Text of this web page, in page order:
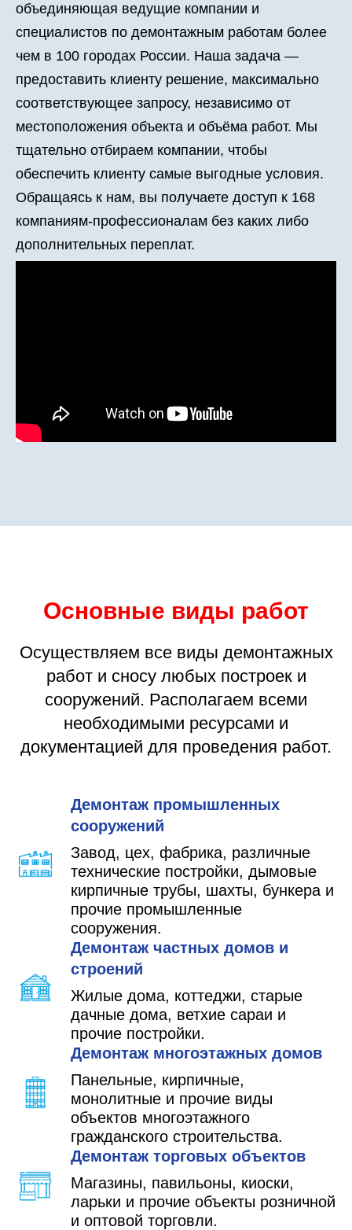
объединяющая ведущие компании и
специалистов по демонтажным работам более
чем в 100 городах России. Наша задача —
предоставить клиенту решение, максимально
соответствующее запросу, независимо от
местоположения объекта и объёма работ. Мы
тщательно отбираем компании, чтобы
обеспечить клиенту самые выгодные условия.
Обращаясь к нам, вы получаете доступ к 168
компаниям-профессионалам без каких либо
дополнительных переплат.
Основные виды работ
Осуществляем все виды демонтажных
работ и сносу любых построек и
сооружений. Располагаем всеми
необходимыми ресурсами и
документацией для проведения работ.
Демонтаж промышленных
сооружений
Завод, цех, фабрика, различные
технические постройки, дымовые
кирпичные трубы, шахты, бункера и
прочие промышленные
сооружения.
Демонтаж частных домов и
строений
Жилые дома, коттеджи, старые
дачные дома, ветхие сараи и
прочие постройки.
Демонтаж многоэтажных домов
Панельные, кирпичные,
монолитные и прочие виды
объектов многоэтажного
гражданского строительства.
Демонтаж торговых объектов
Магазины, павильоны, киоски,
ларьки и прочие объекты розничной
и оптовой торговли.